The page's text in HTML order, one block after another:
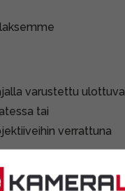
varustettu ulottuva
tai
verrattuna
frame) että